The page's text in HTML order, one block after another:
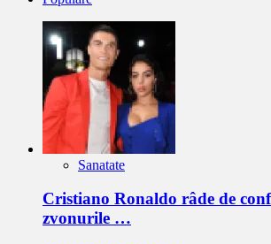
Sanatate
Cristiano Ronaldo râde de
zvonurile …